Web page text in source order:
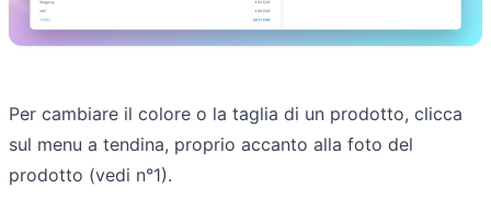
Per cambiare il colore o la taglia di un prodotto, clicca
sul menu a tendina, proprio accanto alla foto del
prodotto (vedi n°1).